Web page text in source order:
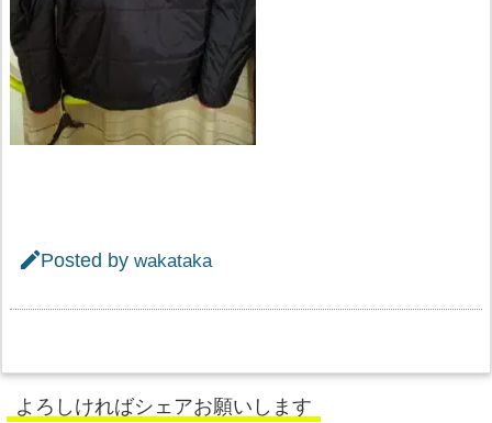
Posted by wakataka
よろしければシェアお願いします